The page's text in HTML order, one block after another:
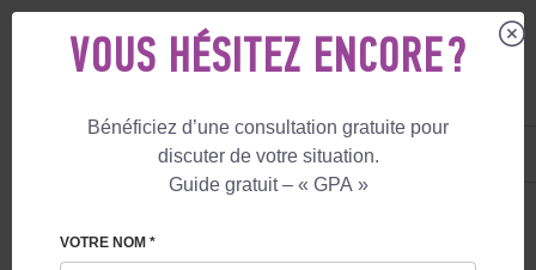
+33 805 081 801
LE BLOG - PAGE 7
VOUS HÉSITEZ ENCORE ?
Bénéficiez d’une consultation gratuite pour
discuter de votre situation.
Guide gratuit – « GPA »
VOTRE NOM *